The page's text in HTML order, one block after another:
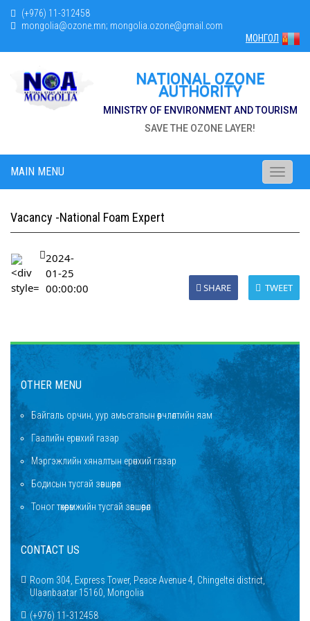
(+976) 11-312458
mongolia@ozone.mn; mongolia.ozone@gmail.com
МОНГОЛ
NATIONAL OZONE
AUTHORITY
MINISTRY OF ENVIRONMENT AND TOURISM
SAVE THE OZONE LAYER!
MAIN MENU
Toggle
Vacancy -National Foam Expert
2024-
01-25
00:00:00
TWEET
SHARE
OTHER MENU
Байгаль орчин, уур амьсгалын өөрчлөлтийн яам
Гаалийн ерөнхий газар
Мэргэжлийн хяналтын ерөнхий газар
Бодисын тусгай зөвшөөрөл
Тоног төхөөрөмжийн тусгай зөвшөөрөл
CONTACT US
Room 304, Express Tower, Peace Avenue 4, Chingeltei district,
Ulaanbaatar 15160, Mongolia
(+976) 11-312458